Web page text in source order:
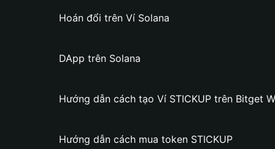
Hoán đổi trên Ví Solana
DApp trên Solana
Hướng dẫn cách tạo Ví STICKUP trên Bitget
Hướng dẫn cách mua token STICKUP